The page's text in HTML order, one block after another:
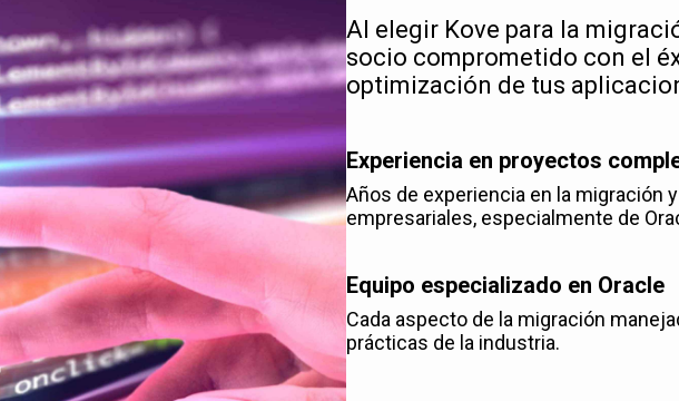
Al elegir Kove para la
socio comprometido con el
optimización de tus
Experiencia en proyectos
Años de experiencia en la migración
empresariales, especialmente de
Equipo especializado en Oracle
Cada aspecto de la migración
prácticas de la industria.